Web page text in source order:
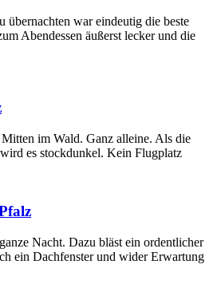
war eindeutig die beste
Abendessen äußerst lecker und die
im Wald. Ganz alleine. Als die
es stockdunkel. Kein Flugplatz
Nacht. Dazu bläst ein ordentlicher
ein Dachfenster und wider Erwartung